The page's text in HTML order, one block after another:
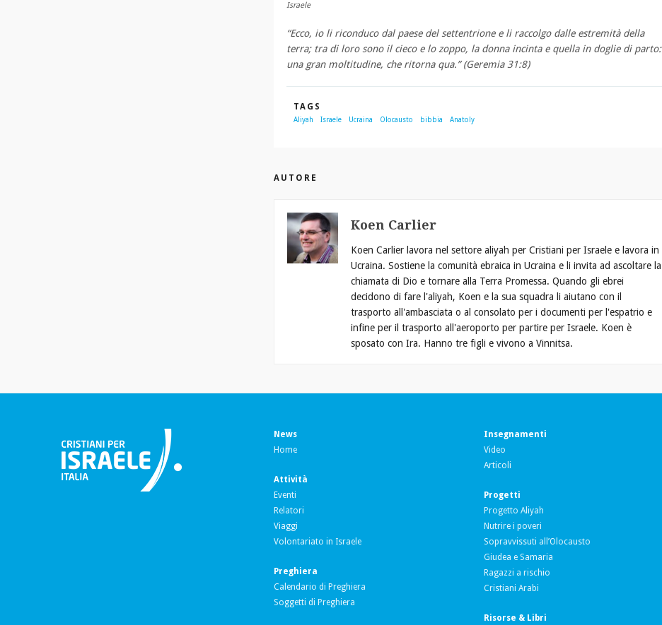
Israele
“Ecco, io li riconduco dal paese del settentrione e li raccolgo dalle estremità della
terra; tra di loro sono il cieco e lo zoppo, la donna incinta e quella in doglie di parto:
una gran moltitudine, che ritorna qua.” (Geremia 31:8)
TAGS
Aliyah Israele Ucraina Olocausto bibbia Anatoly
AUTORE
Koen Carlier
Koen Carlier lavora nel settore aliyah per Cristiani per Israele e lavora in
Ucraina. Sostiene la comunità ebraica in Ucraina e li invita ad ascoltare la
chiamata di Dio e tornare alla Terra Promessa. Quando gli ebrei
decidono di fare l'aliyah, Koen e la sua squadra li aiutano con il
trasporto all'ambasciata o al consolato per i documenti per l'espatrio e
infine per il trasporto all'aeroporto per partire per Israele. Koen è
sposato con Ira. Hanno tre figli e vivono a Vinnitsa.
News
Home
Attività
Eventi
Relatori
Viaggi
Volontariato in Israele
Preghiera
Calendario di Preghiera
Soggetti di Preghiera
Insegnamenti
Video
Articoli
Progetti
Progetto Aliyah
Nutrire i poveri
Sopravvissuti all’Olocausto
Giudea e Samaria
Ragazzi a rischio
Cristiani Arabi
Risorse & Libri